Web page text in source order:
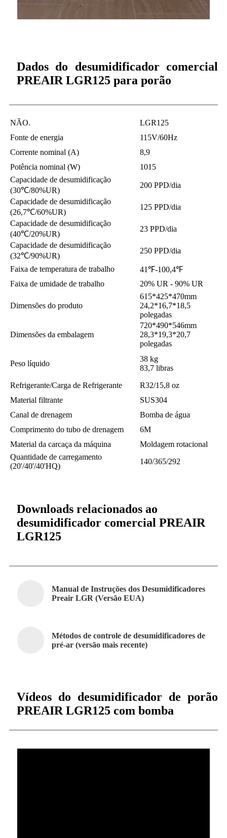
Dados do desumidificador comercial
PREAIR LGR125 para porão
NÃO.
LGR125
Fonte de energia
115V/60Hz
Corrente nominal (A)
8,9
Potência nominal (W)
1015
Capacidade de desumidificação
(30℃/80%UR)
200 PPD/dia
Capacidade de desumidificação
(26,7℃/60%UR)
125 PPD/dia
Capacidade de desumidificação
(40℃/20%UR)
23 PPD/dia
Capacidade de desumidificação
(32℃/90%UR)
250 PPD/dia
Faixa de temperatura de trabalho
41℉-100,4℉
Faixa de umidade de trabalho
20% UR - 90% UR
Dimensões do produto
615*425*470mm
24,2*16,7*18,5
polegadas
Dimensões da embalagem
720*490*546mm
28,3*19,3*20,7
polegadas
Peso líquido
38 kg
83,7 libras
Refrigerante/Carga de Refrigerante
R32/15,8 oz
Material filtrante
SUS304
Canal de drenagem
Bomba de água
Comprimento do tubo de drenagem
6M
Material da carcaça da máquina
Moldagem rotacional
Quantidade de carregamento
(20'/40'/40'HQ)
140/365/292
Downloads relacionados ao
desumidificador comercial PREAIR
LGR125
Manual de Instruções dos Desumidificadores
Preair LGR (Versão EUA)
Métodos de controle de desumidificadores de
pré-ar (versão mais recente)
Vídeos do desumidificador de porão
PREAIR LGR125 com bomba